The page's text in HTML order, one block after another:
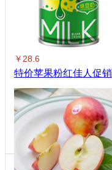
￥28.6
特价苹果粉红佳人促销